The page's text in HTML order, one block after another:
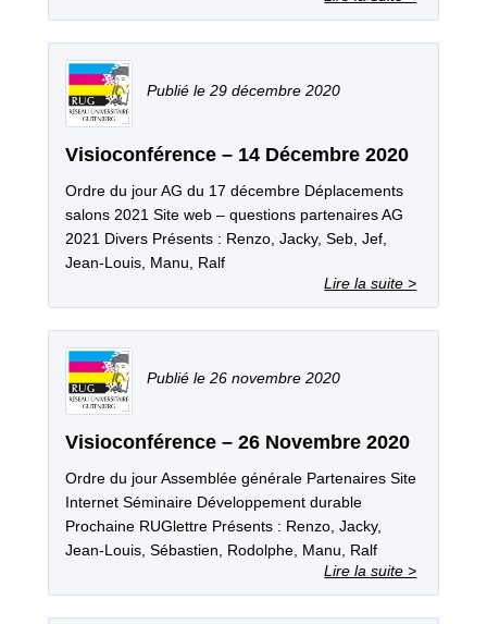
Visioconférence – 14 Décembre 2020
Ordre du jour AG du 17 décembre Déplacements
salons 2021 Site web – questions partenaires AG
2021 Divers Présents : Renzo, Jacky, Seb, Jef,
Jean-Louis, Manu, Ralf
29 décembre 2020
Visioconférence – 26 Novembre 2020
Ordre du jour Assemblée générale Partenaires Site
Internet Séminaire Développement durable
Prochaine RUGlettre Présents : Renzo, Jacky,
Jean-Louis, Sébastien, Rodolphe, Manu, Ralf
26 novembre 2020